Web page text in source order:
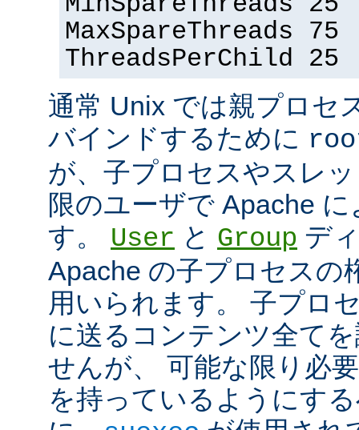
MaxSpareThreads 75
ThreadsPerChild 25
通常 Unix では親プロセ
バインドするために
が、子プロセスやスレ
限のユーザで Apache
す。 User と Group デ
Apache の子プロセスの
用いられます。 子プロ
に送るコンテンツ全て
せんが、 可能な限り必
を持っているようにす